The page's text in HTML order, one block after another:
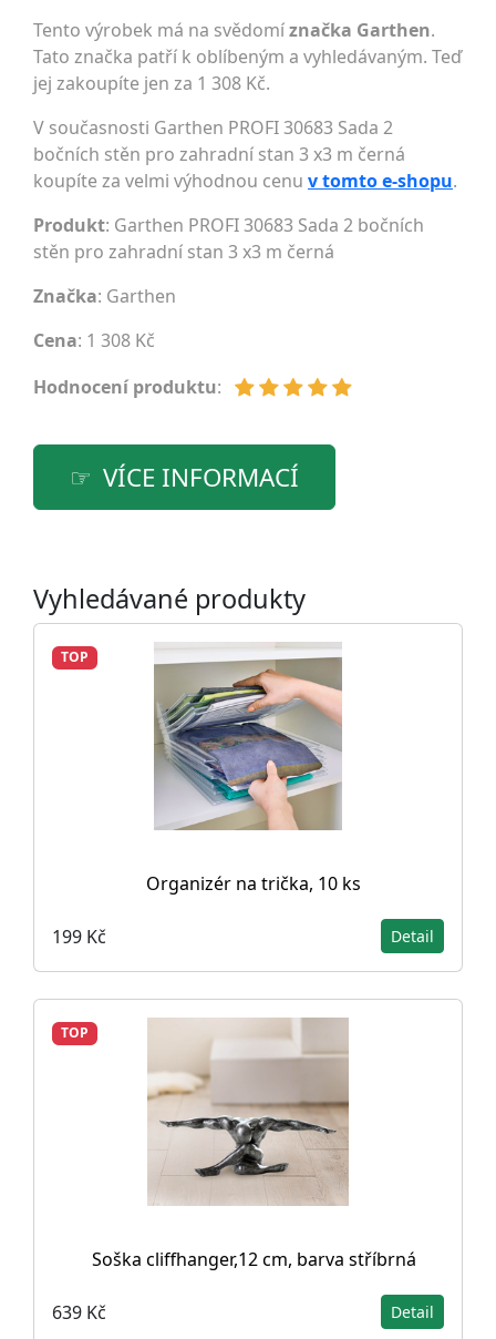
Tento výrobek má na svědomíznačka Garthen.
Tato značka patří k oblíbeným a vyhledávaným. Teď
jej zakoupíte jen za 1 308 Kč.
V současnosti Garthen PROFI 30683 Sada 2
bočních stěn pro zahradní stan 3 x3 m černá
koupíte za velmi výhodnou cenu v tomto e-shopu.
Produkt: Garthen PROFI 30683 Sada 2 bočních
stěn pro zahradní stan 3 x3 m černá
Značka: Garthen
Cena: 1 308 Kč
Hodnocení produktu:
VÍCE INFORMACÍ
Vyhledávané produkty
TOP
Organizér na trička, 10 ks
199 Kč Detail
TOP
Soška cliffhanger,12 cm, barva stříbrná
639 Kč Detail